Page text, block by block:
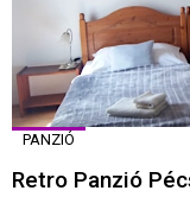
PANZIÓ
Retro Panzió